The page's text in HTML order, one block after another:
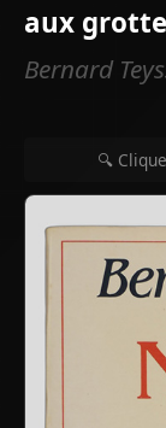
aux
Bernard
🔍